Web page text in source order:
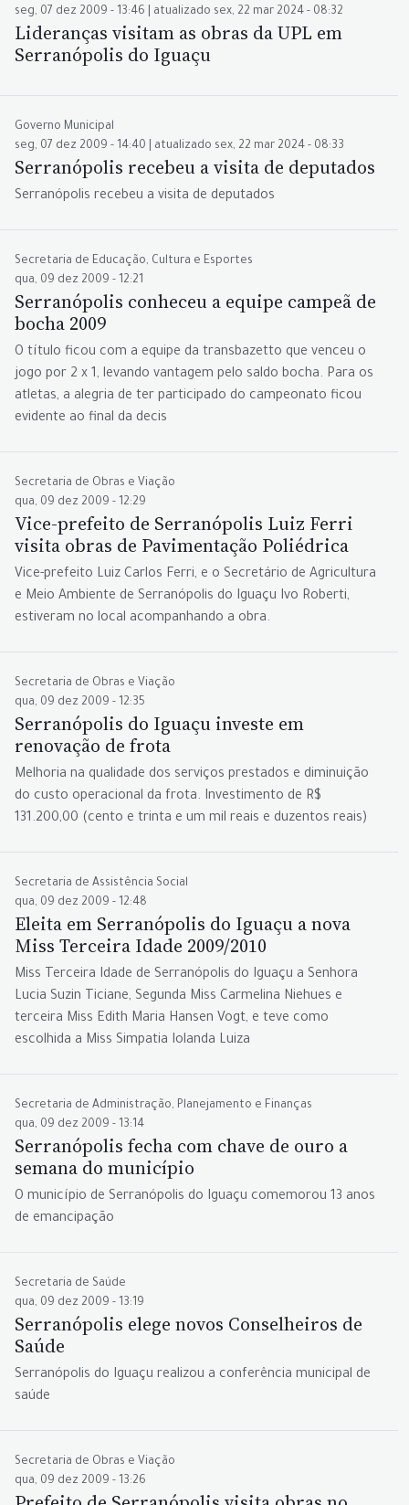
seg, 07 dez 2009 - 13:46 | atualizado sex, 22 mar 2024 - 08:32
Lideranças visitam as obras da UPL em
Serranópolis do Iguaçu
Governo Municipal
seg, 07 dez 2009 - 14:40 | atualizado sex, 22 mar 2024 - 08:33
Serranópolis recebeu a visita de deputados
Serranópolis recebeu a visita de deputados
Secretaria de Educação, Cultura e Esportes
qua, 09 dez 2009 - 12:21
Serranópolis conheceu a equipe campeã de
bocha 2009
O título ficou com a equipe da transbazetto que venceu o
jogo por 2 x 1, levando vantagem pelo saldo bocha. Para os
atletas, a alegria de ter participado do campeonato ficou
evidente ao final da decis
Secretaria de Obras e Viação
qua, 09 dez 2009 - 12:29
Vice-prefeito de Serranópolis Luiz Ferri
visita obras de Pavimentação Poliédrica
Vice-prefeito Luiz Carlos Ferri, e o Secretário de Agricultura
e Meio Ambiente de Serranópolis do Iguaçu Ivo Roberti,
estiveram no local acompanhando a obra.
Secretaria de Obras e Viação
qua, 09 dez 2009 - 12:35
Serranópolis do Iguaçu investe em
renovação de frota
Melhoria na qualidade dos serviços prestados e diminuição
do custo operacional da frota. Investimento de R$
131.200,00 (cento e trinta e um mil reais e duzentos reais)
Secretaria de Assistência Social
qua, 09 dez 2009 - 12:48
Eleita em Serranópolis do Iguaçu a nova
Miss Terceira Idade 2009/2010
Miss Terceira Idade de Serranópolis do Iguaçu a Senhora
Lucia Suzin Ticiane, Segunda Miss Carmelina Niehues e
terceira Miss Edith Maria Hansen Vogt, e teve como
escolhida a Miss Simpatia Iolanda Luiza
Secretaria de Administração, Planejamento e Finanças
qua, 09 dez 2009 - 13:14
Serranópolis fecha com chave de ouro a
semana do município
O município de Serranópolis do Iguaçu comemorou 13 anos
de emancipação
Secretaria de Saúde
qua, 09 dez 2009 - 13:19
Serranópolis elege novos Conselheiros de
Saúde
Serranópolis do Iguaçu realizou a conferência municipal de
saúde
Secretaria de Obras e Viação
qua, 09 dez 2009 - 13:26